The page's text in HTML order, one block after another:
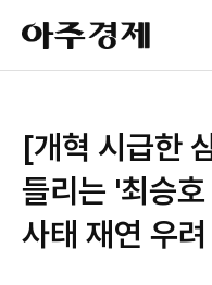
아
주
경
[개혁 시급한
들리는 '최승
사태 재연 우려